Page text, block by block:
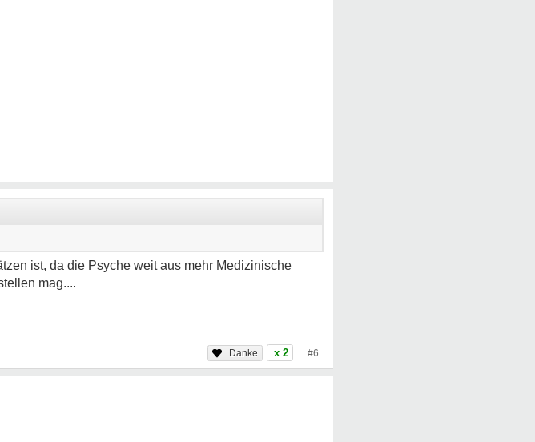
ist, da die Psyche weit aus mehr Medizinische
mag....
x 2 #6